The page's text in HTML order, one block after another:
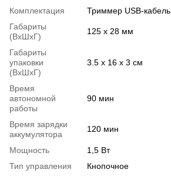
Комплектация
Триммер USB-кабель
Габариты
(ВхШхГ)
125 х 28 мм
Габариты
упаковки
(ВхШхГ)
3.5 x 16 x 3 см
Время
автономной
работы
90 мин
Время зарядки
аккумулятора
120 мин
Мощность
1,5 Вт
Тип управления
Кнопочное